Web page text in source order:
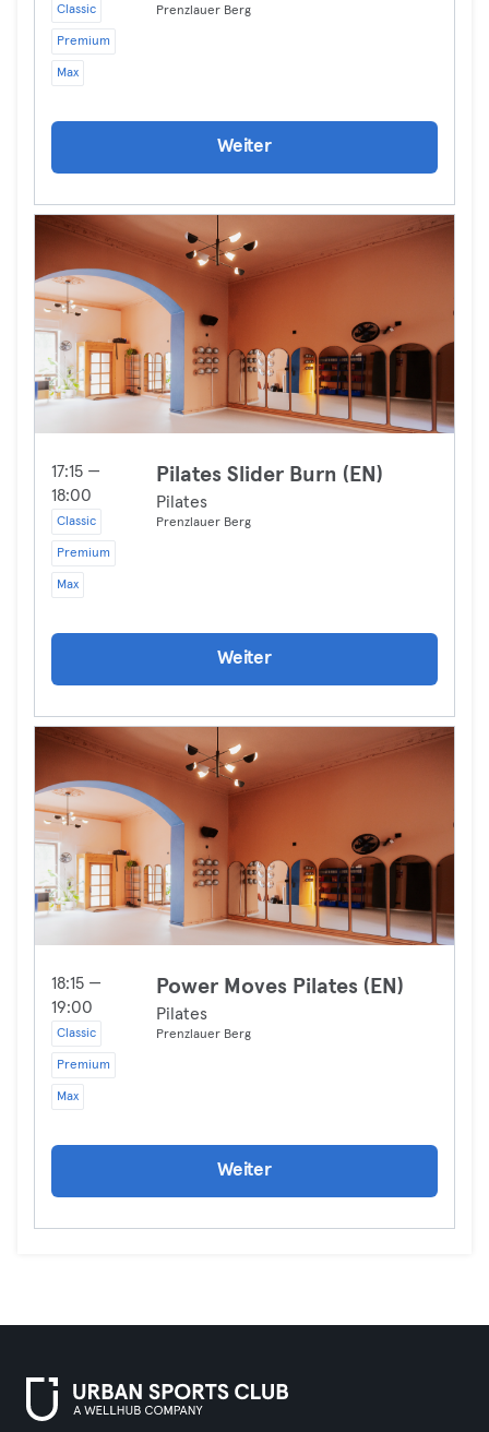
Classic
Premium
Max
Prenzlauer Berg
Weiter
17:15 —
18:00
Classic
Premium
Max
Pilates Slider Burn (EN)
Pilates
Prenzlauer Berg
Weiter
18:15 —
19:00
Classic
Premium
Max
Power Moves Pilates (EN)
Pilates
Prenzlauer Berg
Weiter